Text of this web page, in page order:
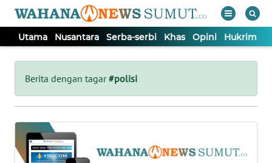
Utama Nusantara Serba-serbi Khas Opini Hukrim
Berita dengan tagar#polisi
Tutup
UTAMA
NUSANTARA